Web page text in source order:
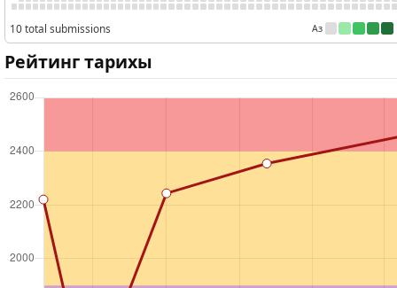
10 total submissions Аз
Рейтинг тарихы